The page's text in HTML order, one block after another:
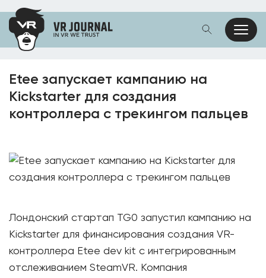
Etee запускает кампанию на
Kickstarter для создания
контроллера с трекингом пальцев
Лондонский стартап TG0 запустил кампанию на
Kickstarter для финансирования создания VR-
контроллера Etee dev kit с интегрированным
отслеживанием SteamVR. Компания